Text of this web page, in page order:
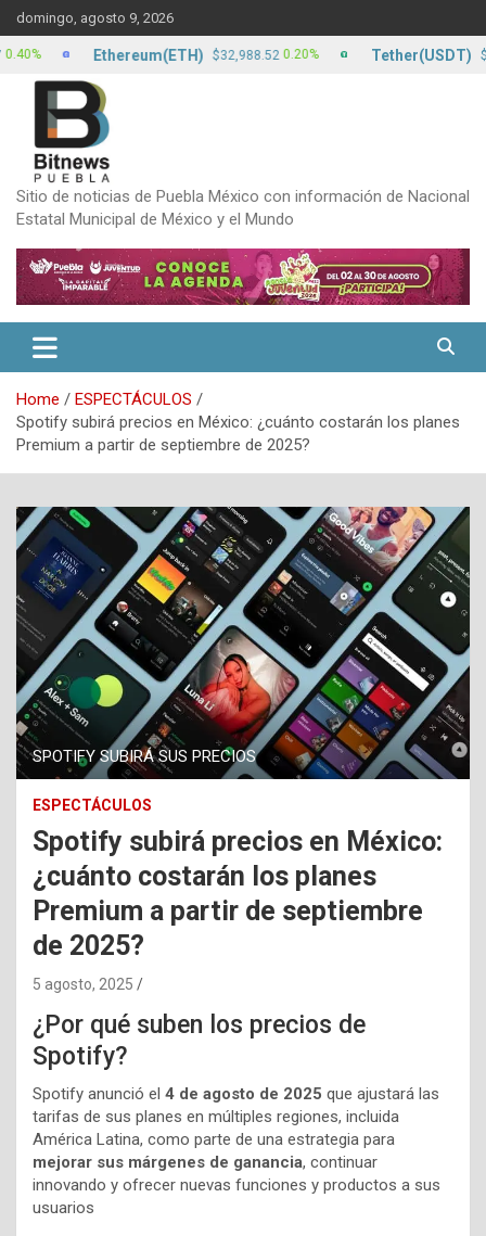
Skip
to
content
domingo, agosto 9, 2026
Sitio de noticias de Puebla México con información de Nacional
Estatal Municipal de México y el Mundo
Home
ESPECTÁCULOS
Spotify subirá precios en México: ¿cuánto costarán los planes
Premium a partir de septiembre de 2025?
SPOTIFY SUBIRÁ SUS PRECIOS
ESPECTÁCULOS
Spotify subirá precios en México:
¿cuánto costarán los planes
Premium a partir de septiembre
de 2025?
5 agosto, 2025
¿Por qué suben los precios de
Spotify?
Spotify anunció el 4 de agosto de 2025 que ajustará las
tarifas de sus planes en múltiples regiones, incluida
América Latina, como parte de una estrategia para
mejorar sus márgenes de ganancia, continuar
innovando y ofrecer nuevas funciones y productos a sus
usuarios
Ethereum(ETH) $32,988.52 0.20% Tether(USDT) $17.13